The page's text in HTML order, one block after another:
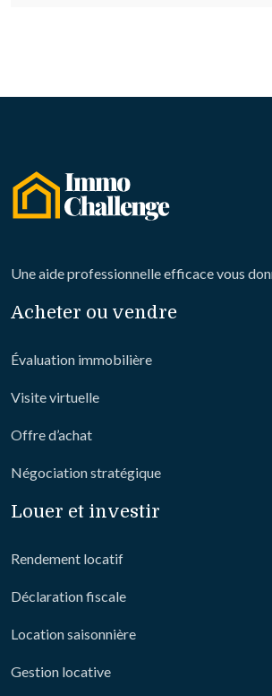
Une aide professionnelle efficace vous
Acheter ou vendre
Évaluation immobilière
Visite virtuelle
Offre d’achat
Négociation stratégique
Louer et investir
Rendement locatif
Déclaration fiscale
Location saisonnière
Gestion locative